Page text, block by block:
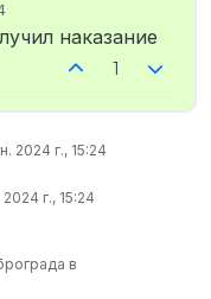
наказание
1
2024 г., 15:24
г., 15:24
в